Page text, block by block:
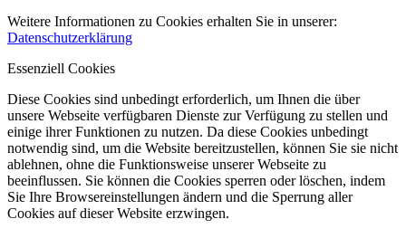
Weitere Informationen zu Cookies erhalten Sie in unserer:
Datenschutzerklärung
Essenziell Cookies
Diese Cookies sind unbedingt erforderlich, um Ihnen die über
unsere Webseite verfügbaren Dienste zur Verfügung zu stellen und
einige ihrer Funktionen zu nutzen. Da diese Cookies unbedingt
notwendig sind, um die Website bereitzustellen, können Sie sie nicht
ablehnen, ohne die Funktionsweise unserer Webseite zu
beeinflussen. Sie können die Cookies sperren oder löschen, indem
Sie Ihre Browsereinstellungen ändern und die Sperrung aller
Cookies auf dieser Website erzwingen.